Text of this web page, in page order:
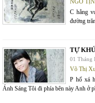
NGÔ
C hẳng
đường
TỰ
01 Tháng
Võ Thị
P hố xá
Ánh Sáng Tôi đi phía bên này Anh ở